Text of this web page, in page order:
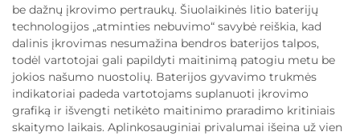
be dažnų įkrovimo pertraukų. Šiuolaikinės litio baterijų
technologijos „atminties nebuvimo“ savybė reiškia, kad
dalinis įkrovimas nesumažina bendros baterijos talpos,
todėl vartotojai gali papildyti maitinimą patogiu metu be
jokios našumo nuostolių. Baterijos gyvavimo trukmės
indikatoriai padeda vartotojams suplanuoti įkrovimo
grafiką ir išvengti netikėto maitinimo praradimo kritiniais
skaitymo laikais. Aplinkosauginiai privalumai išeina už vien